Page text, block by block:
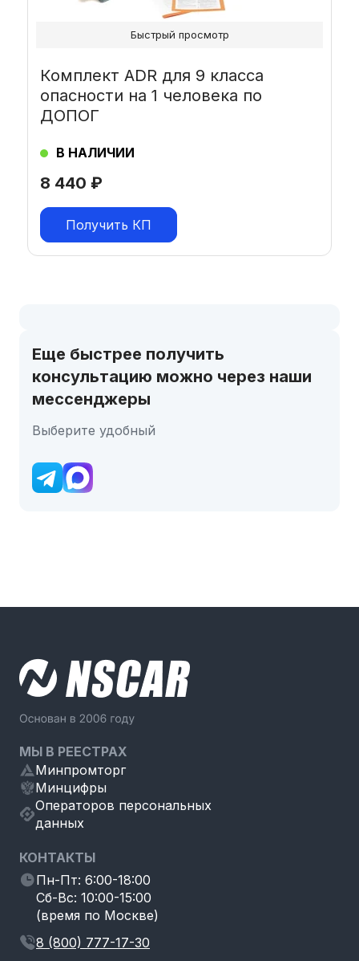
8 440 ₽
Комплект ADR для 9 класса
опасности на 1 человека по
ДОПОГ
В НАЛИЧИИ
Получить КП
Быстрый просмотр
Еще быстрее получить
консультацию можно через наши
мессенджеры
Выберите удобный
МЫ В РЕЕСТРАХ
Минпромторг
Минцифры
Операторов персональных
данных
КОНТАКТЫ
Пн-Пт: 6:00-18:00
Сб-Вс: 10:00-15:00
(время по Москве)
8 (800) 777-17-30